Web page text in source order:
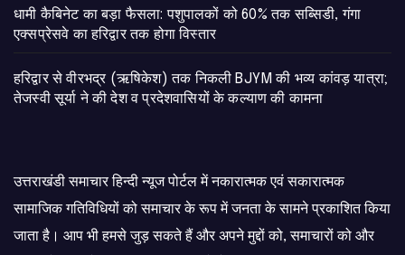
​धामी कैबिनेट का बड़ा फैसला: पशुपालकों को 60% तक सब्सिडी, गंगा
एक्सप्रेसवे का हरिद्वार तक होगा विस्तार
​हरिद्वार से वीरभद्र (ऋषिकेश) तक निकली BJYM की भव्य कांवड़ यात्रा;
तेजस्वी सूर्या ने की देश व प्रदेशवासियों के कल्याण की कामना
उत्तराखंडी समाचार हिन्दी न्यूज पोर्टल में नकारात्मक एवं सकारात्मक
सामाजिक गतिविधियों को समाचार के रूप में जनता के सामने प्रकाशित किया
जाता है। आप भी हमसे जुड़ सकते हैं और अपने मुद्दों को, समाचारों को और